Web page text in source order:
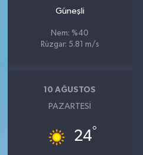
Güneşli
Nem: %40
Rüzgar: 5.81 m/s
10 AĞUSTOS
PAZARTESI
24°